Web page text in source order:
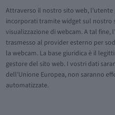
Attraverso il nostro sito web,
incorporati tramite widget sul nostro
visualizzazione di webcam. A tal
trasmesso al provider esterno per
la webcam. La base giuridica è il
gestore del sito web. I vostri dati
dell'Unione Europea, non saranno
automatizzate.